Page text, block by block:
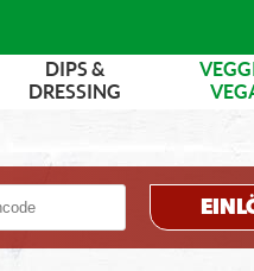
DIPS &
DRESSING